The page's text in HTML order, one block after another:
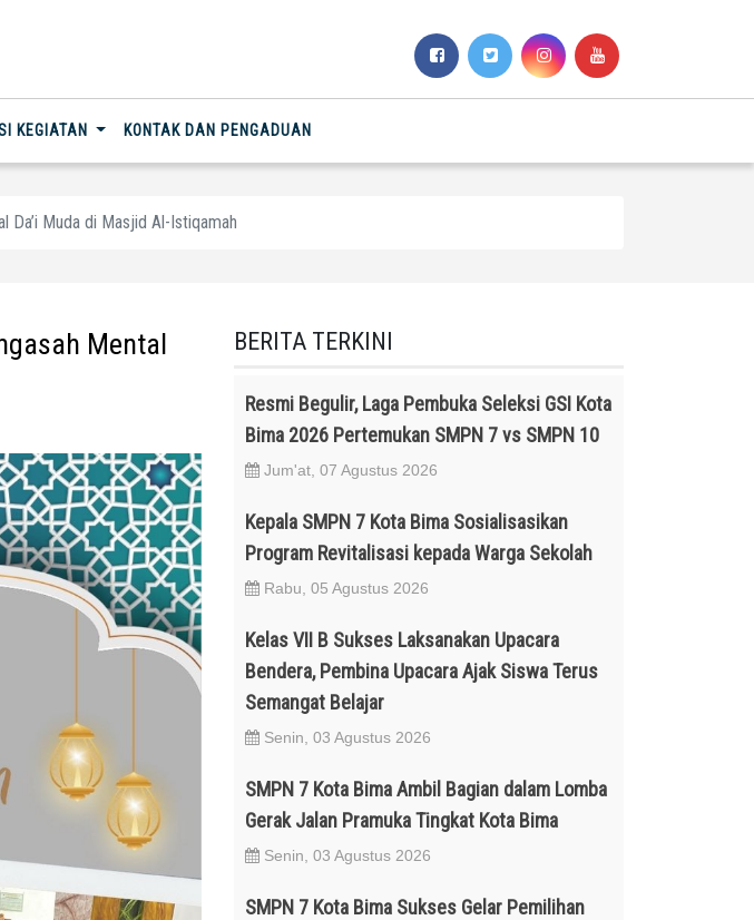
KEGIATAN KONTAK DAN PENGADUAN
Muda di Masjid Al-Istiqamah
Mental
BERITA TERKINI
Resmi Begulir, Laga Pembuka Seleksi GSI Kota
Bima 2026 Pertemukan SMPN 7 vs SMPN 10
Jum'at, 07 Agustus 2026
Kepala SMPN 7 Kota Bima Sosialisasikan
Program Revitalisasi kepada Warga Sekolah
Rabu, 05 Agustus 2026
Kelas VII B Sukses Laksanakan Upacara
Bendera, Pembina Upacara Ajak Siswa Terus
Semangat Belajar
Senin, 03 Agustus 2026
SMPN 7 Kota Bima Ambil Bagian dalam Lomba
Gerak Jalan Pramuka Tingkat Kota Bima
Senin, 03 Agustus 2026
SMPN 7 Kota Bima Sukses Gelar Pemilihan